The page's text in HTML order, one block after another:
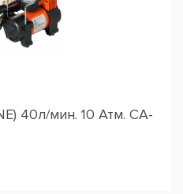
40л/мин. 10 Атм. CA-